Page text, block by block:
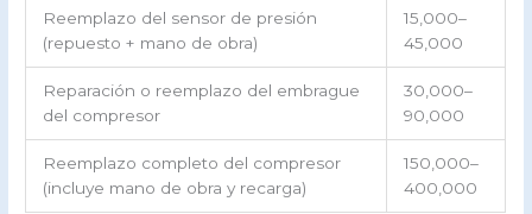
Reemplazo del sensor de presión
(repuesto + mano de obra)
15,000–
45,000
Reparación o reemplazo del embrague
del compresor
30,000–
90,000
Reemplazo completo del compresor
(incluye mano de obra y recarga)
150,000–
400,000